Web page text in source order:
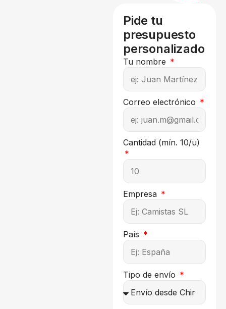
Pide tu
presupuesto
personalizado
Tu nombre
Correo electrónico
Cantidad (mín. 10/u)
Empresa
País
Tipo de envío